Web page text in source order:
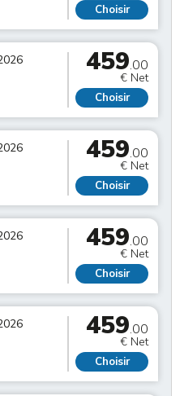
Choisir
459.00
€ Net
Choisir
459.00
€ Net
Choisir
459.00
€ Net
Choisir
459.00
€ Net
Choisir